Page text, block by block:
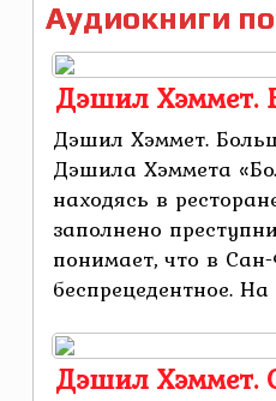
Аудиокниги
Дэшил Хэммет.
Дэшил Хэммет.
Дэшила Хэммета
находясь в
заполнено
понимает, что в
беспрецедентное. На
Дэшил Хэммет.